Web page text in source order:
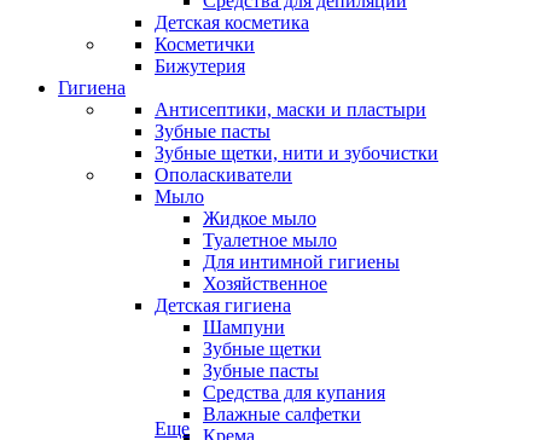
Детская косметика
Косметички
Бижутерия
Гигиена
Антисептики, маски и пластыри
Зубные пасты
Зубные щетки, нити и зубочистки
Ополаскиватели
Мыло
Жидкое мыло
Туалетное мыло
Для интимной гигиены
Хозяйственное
Детская гигиена
Шампуни
Зубные щетки
Зубные пасты
Средства для купания
Влажные салфетки
Крема
Еще